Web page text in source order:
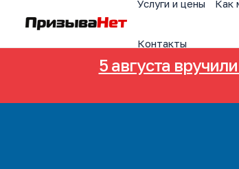
Услуги и цены Как
Контакты
5 августа